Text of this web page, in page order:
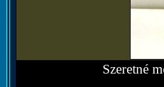
Szeretné